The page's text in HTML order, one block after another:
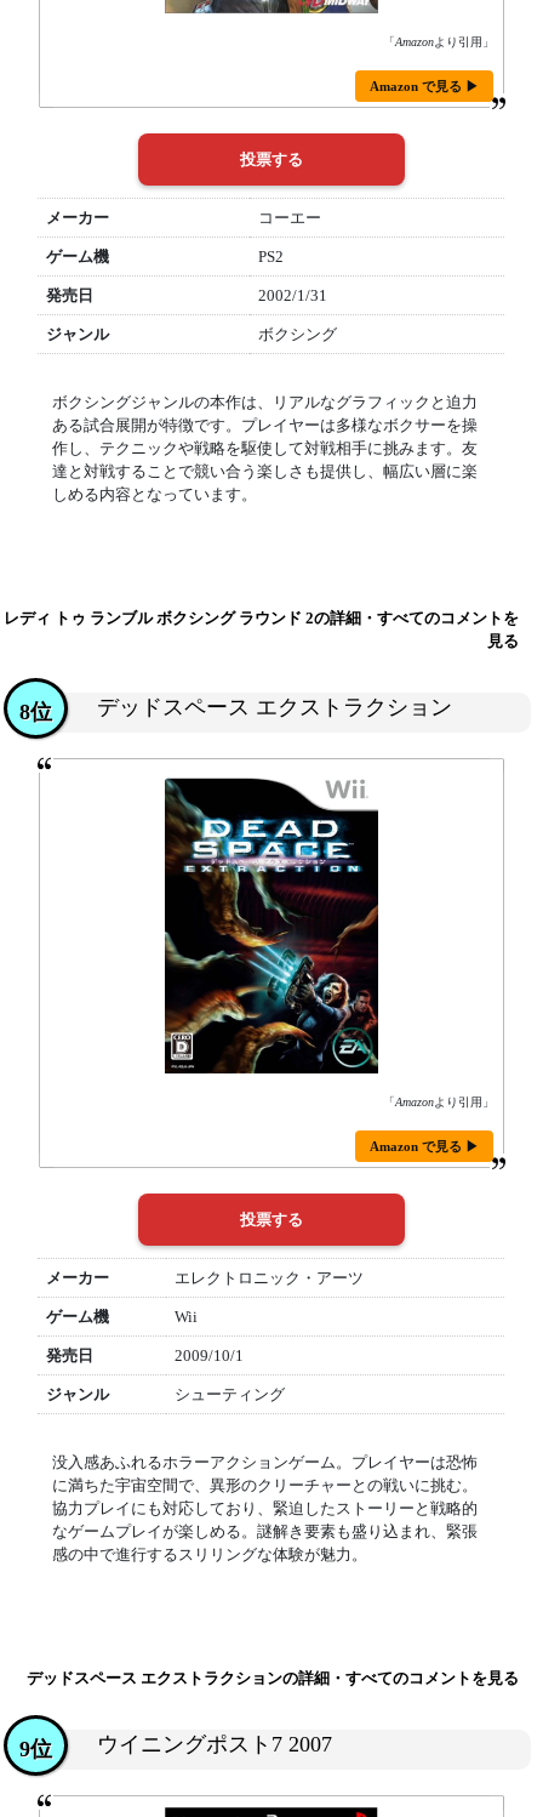
「Amazonより引用」
Amazon で見る ▶
メーカー コーエー
ゲーム機 PS2
発売日 2002/1/31
ジャンル ボクシング
ボクシングジャンルの本作は、リアルなグラフィックと迫力
ある試合展開が特徴です。プレイヤーは多様なボクサーを操
作し、テクニックや戦略を駆使して対戦相手に挑みます。友
達と対戦することで競い合う楽しさも提供し、幅広い層に楽
しめる内容となっています。
レディ トゥ ランブル ボクシング ラウンド 2の詳細・すべてのコメントを
見る
デッドスペース エクストラクション
8位
「Amazonより引用」
Amazon で見る ▶
メーカー エレクトロニック・アーツ
ゲーム機 Wii
発売日 2009/10/1
ジャンル シューティング
没入感あふれるホラーアクションゲーム。プレイヤーは恐怖
に満ちた宇宙空間で、異形のクリーチャーとの戦いに挑む。
協力プレイにも対応しており、緊迫したストーリーと戦略的
なゲームプレイが楽しめる。謎解き要素も盛り込まれ、緊張
感の中で進行するスリリングな体験が魅力。
デッドスペース エクストラクションの詳細・すべてのコメントを見る
ウイニングポスト7 2007
9位